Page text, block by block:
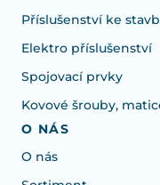
Příslušenství ke
Elektro příslušenství
Spojovací prvky
Kovové šrouby,
O NÁS
O nás